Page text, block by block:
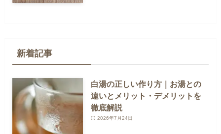
新着記事
白湯の正しい作り方｜お湯との
違いとメリット・デメリットを
徹底解説
2026年7月24日